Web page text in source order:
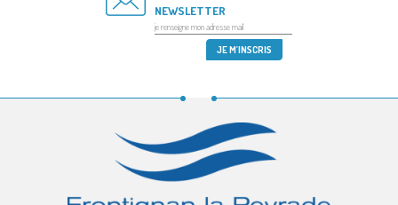
NEWSLETTER